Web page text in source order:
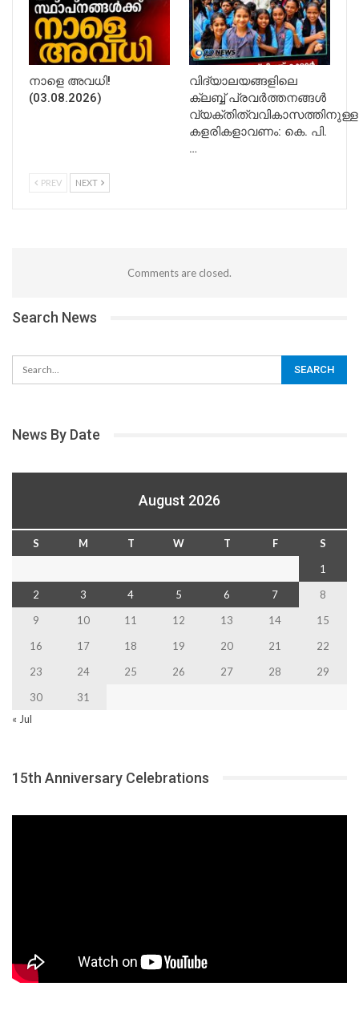
നാളെ അവധി!
(03.08.2026)
വിദ്യാലയങ്ങളിലെ
ക്ലബ്ബ് പ്രവർത്തനങ്ങൾ
വ്യക്തിത്വവികാസത്തിനുള്ള
കളരികളാവണം: കെ. പി.
…
PREV NEXT
Comments are closed.
Search News
News By Date
August 2026
S M T W T F
S
1
2
3 4 5 6 7
8
9
10 11 12 13 14
15
16
17 18 19 20 21
22
23
24 25 26 27 28
29
30
31
« Jul
15th Anniversary Celebrations